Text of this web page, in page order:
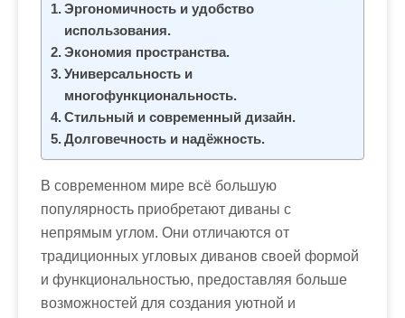
Эргономичность и удобство
использования.
Экономия пространства.
Универсальность и
многофункциональность.
Стильный и современный дизайн.
Долговечность и надёжность.
В современном мире всё большую
популярность приобретают диваны с
непрямым углом. Они отличаются от
традиционных угловых диванов своей формой
и функциональностью, предоставляя больше
возможностей для создания уютной и